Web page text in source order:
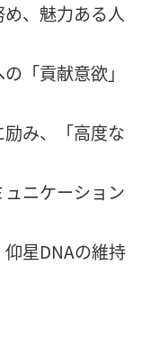
、魅力ある人
「貢献意欲」
み、「高度な
ニケーション
仰星DNAの維持